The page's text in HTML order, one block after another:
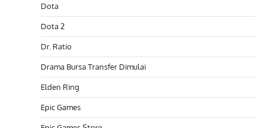
Dota
Dota 2
Dr. Ratio
Drama Bursa Transfer Dimulai
Elden Ring
Epic Games